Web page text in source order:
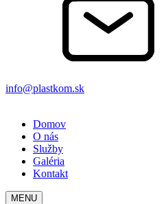
info@plastkom.sk
Domov
O nás
Služby
Galéria
Kontakt
MENU